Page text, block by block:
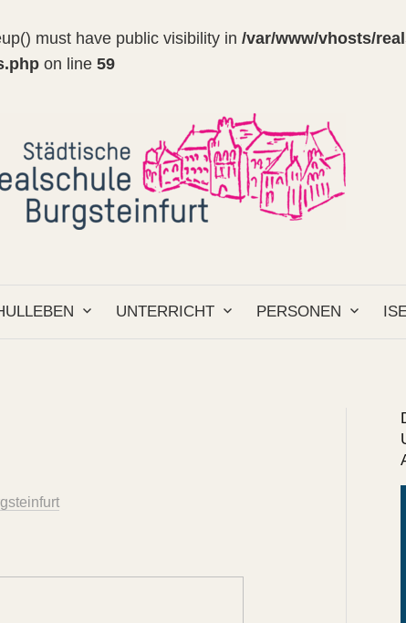
must have public visibility in /var/www/vhosts/
on line 59
UNTERRICHT PERSONEN